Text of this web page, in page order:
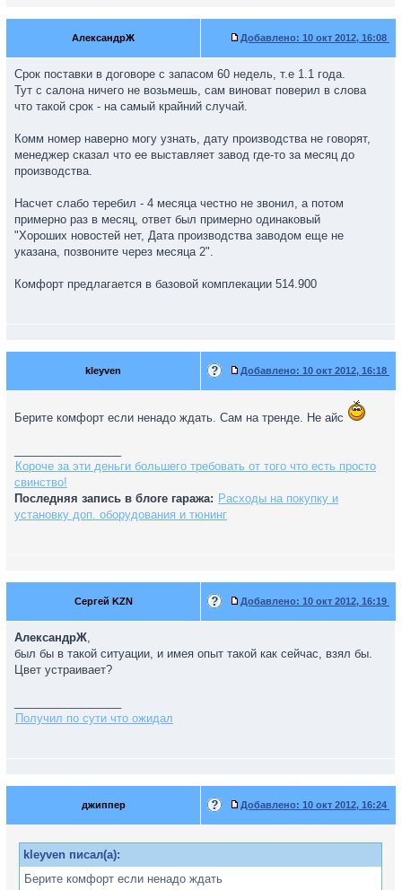
АлександрЖ Добавлено: 10 окт 2012, 16:08
Срок поставки в договоре с запасом 60 недель, т.е 1.1 года.
Тут с салона ничего не возьмешь, сам виноват поверил в слова
что такой срок - на самый крайний случай.
Комм номер наверно могу узнать, дату производства не говорят,
менеджер сказал что ее выставляет завод где-то за месяц до
производства.
Насчет слабо теребил - 4 месяца честно не звонил, а потом
примерно раз в месяц, ответ был примерно одинаковый
"Хороших новостей нет, Дата производства заводом еще не
указана, позвоните через месяца 2".
Комфорт предлагается в базовой комплекации 514.900
kleyven Добавлено: 10 окт 2012, 16:18
Берите комфорт если ненадо ждать. Сам на тренде. Не айс
Короче за эти деньги большего требовать от того что есть просто
свинство!
Последняя запись в блоге гаража: Расходы на покупку и
установку доп. оборудования и тюнинг
Сергей KZN Добавлено: 10 окт 2012, 16:19
АлександрЖ,
был бы в такой ситуации, и имея опыт такой как сейчас, взял бы.
Цвет устраивает?
Получил по сути что ожидал
джиппер Добавлено: 10 окт 2012, 16:24
kleyven писал(а):
Берите комфорт если ненадо ждать